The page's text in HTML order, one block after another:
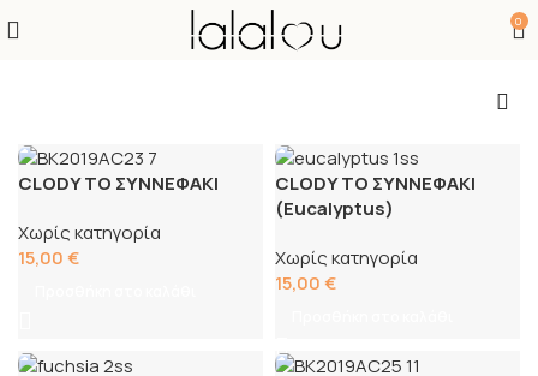
0
CLODY ΤΟ ΣΥΝΝΕΦΑΚΙ
Χωρίς κατηγορία
15,00€
CLODY ΤΟ ΣΥΝΝΕΦΑΚΙ
(Eucalyptus)
Χωρίς κατηγορία
15,00€